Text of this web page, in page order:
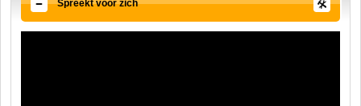
Spreekt voor zich